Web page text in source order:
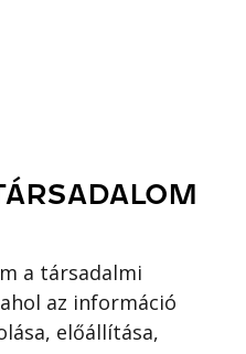
a társadalmi
az információ
előállítása,